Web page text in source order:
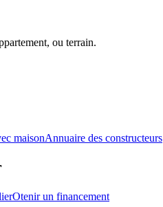
ou terrain.
maisonAnnuaire des constructeurs
Otenir un financement